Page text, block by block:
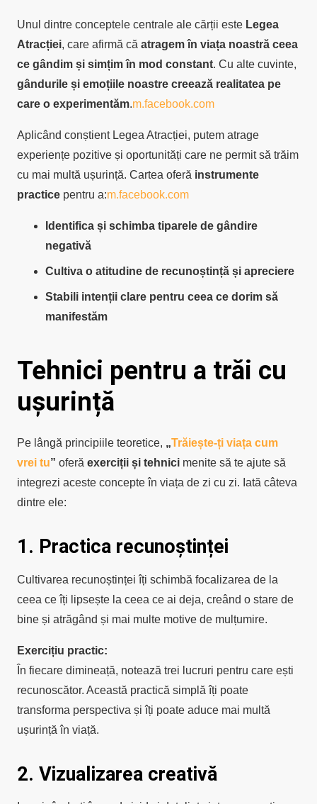
Unul dintre conceptele centrale ale cărții este Legea
Atracției, care afirmă că atragem în viața noastră ceea
ce gândim și simțim în mod constant. Cu alte cuvinte,
gândurile și emoțiile noastre creează realitatea pe
care o experimentăm.m.facebook.com
Aplicând conștient Legea Atracției, putem atrage
experiențe pozitive și oportunități care ne permit să trăim
cu mai multă ușurință. Cartea oferă instrumente
practice pentru a:​m.facebook.com
Identifica și schimba tiparele de gândire
negativă
Cultiva o atitudine de recunoștință și apreciere
Stabili intenții clare pentru ceea ce dorim să
manifestăm
Tehnici pentru a trăi cu
ușurință
Pe lângă principiile teoretice, „Trăiește-ți viața cum
vrei tu” oferă exerciții și tehnici menite să te ajute să
integrezi aceste concepte în viața de zi cu zi. Iată câteva
dintre ele:​
1. Practica recunoștinței
Cultivarea recunoștinței îți schimbă focalizarea de la
ceea ce îți lipsește la ceea ce ai deja, creând o stare de
bine și atrăgând și mai multe motive de mulțumire.
Exercițiu practic:
În fiecare dimineață, notează trei lucruri pentru care ești
recunoscător. Această practică simplă îți poate
transforma perspectiva și îți poate aduce mai multă
ușurință în viață.
2. Vizualizarea creativă